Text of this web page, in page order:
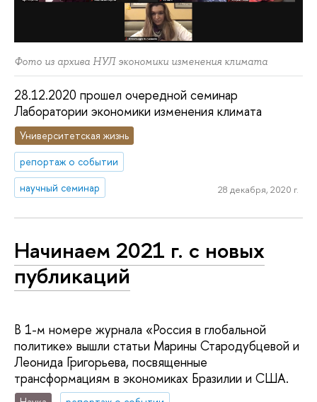
Фото из архива НУЛ экономики изменения климата
28.12.2020 прошел очередной семинар
Лаборатории экономики изменения климата
Университетская жизнь
репортаж о событии
научный семинар
28 декабря, 2020 г.
Начинаем 2021 г. с новых
публикаций
В 1-м номере журнала «Россия в глобальной
политике» вышли статьи Марины Стародубцевой и
Леонида Григорьева, посвященные
трансформациям в экономиках Бразилии и США.